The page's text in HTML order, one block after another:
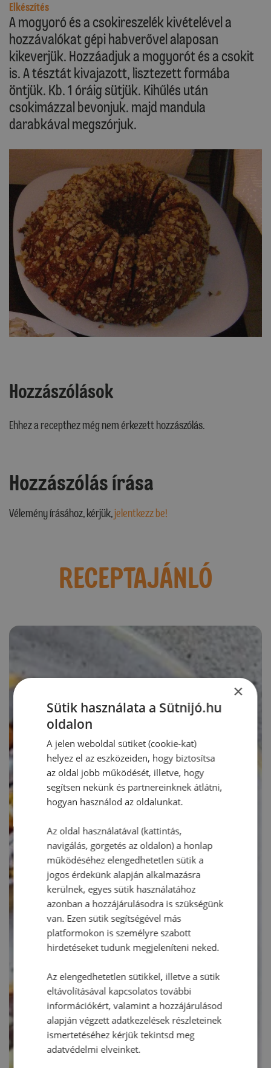
Elkészítés
A mogyoró és a csokireszelék kivételével a
hozzávalókat gépi habverővel alaposan
kikeverjük. Hozzáadjuk a mogyorót és a csokit
is. A tésztát kivajazott, lisztezett formába
öntjük. Kb. 1 óráig sütjük. Kihűlés után
csokimázzal bevonjuk. majd mandula
darabkával megszórjuk.
Hozzászólások
Ehhez a recepthez még nem érkezett hozzászólás.
Hozzászólás írása
Vélemény írásához, kérjük,jelentkezz be!
RECEPTAJÁNLÓ
×
Sütik használata a Sütnijó.hu
oldalon
A jelen weboldal sütiket (cookie-kat)
helyez el az eszközeiden, hogy biztosítsa
az oldal jobb működését, illetve, hogy
segítsen nekünk és partnereinknek átlátni,
hogyan használod az oldalunkat.
Az oldal használatával (kattintás,
navigálás, görgetés az oldalon) a honlap
működéséhez elengedhetetlen sütik a
jogos érdekünk alapján alkalmazásra
kerülnek, egyes sütik használatához
azonban a hozzájárulásodra is szükségünk
van. Ezen sütik segítségével más
platformokon is személyre szabott
hirdetéseket tudunk megjeleníteni neked.
Az elengedhetetlen sütikkel, illetve a sütik
eltávolításával kapcsolatos további
információkért, valamint a hozzájárulásod
alapján végzett adatkezelések részleteinek
ismertetéséhez kérjük tekintsd meg
adatvédelmi elveinket.